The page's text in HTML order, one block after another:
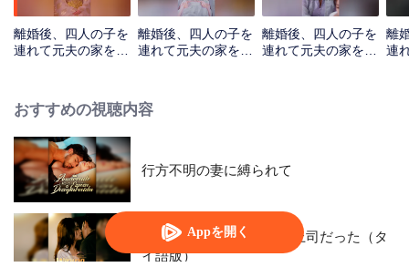
Appを開く
離婚後、四人の子を
連れて元夫の家を爆
離婚後、四人の子を
連れて元夫の家を爆
離婚後、四人の子を
連れて元夫の家を爆
離
連
おすすめの視聴内容
行方不明の妻に縛られて
電撃婚後、謎の夫は実は上司だった（タ
イ語版）